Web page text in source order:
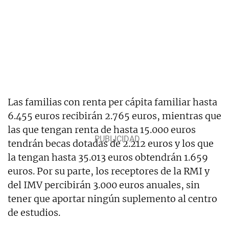
Las familias con renta per cápita familiar hasta
6.455 euros recibirán 2.765 euros, mientras que
las que tengan renta de hasta 15.000 euros
tendrán becas dotadas de 2.212 euros y los que
la tengan hasta 35.013 euros obtendrán 1.659
euros. Por su parte, los receptores de la RMI y
del IMV percibirán 3.000 euros anuales, sin
tener que aportar ningún suplemento al centro
de estudios.